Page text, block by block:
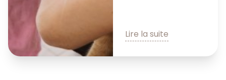
Lire la suite